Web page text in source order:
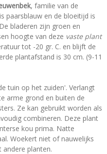
, familie van de
paarsblauw en de bloeitijd is
bladeren zijn groen en
hoogte van deze vaste plant
tot -20 gr. C. en blijft de
plantafstand is 30 cm. (9-11
tuin op het zuiden'. Verlangt
arme grond en buiten de
Ze kan gebruikt worden als
combineren. Deze plant
kou prima. Natte
Woekert niet of nauwelijks
planten.